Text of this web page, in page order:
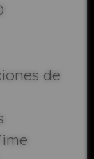
de